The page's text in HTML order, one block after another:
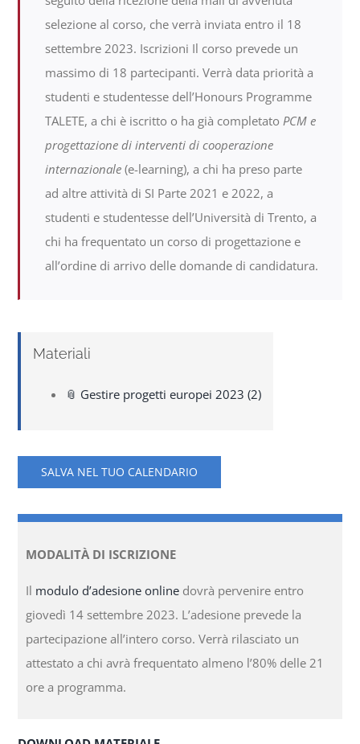
selezione al corso, che verrà inviata entro il 18
settembre 2023. Iscrizioni Il corso prevede un
massimo di 18 partecipanti. Verrà data priorità a
studenti e studentesse dell’Honours Programme
TALETE, a chi è iscritto o ha già completato PCM e
progettazione di interventi di cooperazione
internazionale (e-learning), a chi ha preso parte
ad altre attività di SI Parte 2021 e 2022, a
studenti e studentesse dell’Università di Trento, a
chi ha frequentato un corso di progettazione e
all’ordine di arrivo delle domande di candidatura.
Materiali
📎 Gestire progetti europei 2023 (2)
SALVA NEL TUO CALENDARIO
MODALITÀ DI ISCRIZIONE
Il modulo d’adesione online dovrà pervenire entro
giovedì 14 settembre 2023. L’adesione prevede la
partecipazione all’intero corso. Verrà rilasciato un
attestato a chi avrà frequentato almeno l’80% delle 21
ore a programma.